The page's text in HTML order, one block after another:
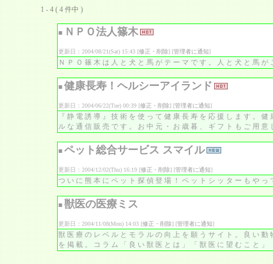
1 - 4 ( 4 件中 )
■ ＮＰＯ法人篠木
更新日：2004/08/21(Sat) 15:43 [修正・削除] [管理者に通知]
ＮＰＯ篠木は人と犬と馬がテーマです。人と犬と馬
■ 健康長寿！ヘルシーアイランド
更新日：2004/06/22(Tue) 00:39 [修正・削除] [管理者に通知]
『静電誘導』技術を使って健康長寿を応援します。
ルな通信販売です。お中元・お歳暮、ギフトもご用意
■ ペット総合サービス スマイル
更新日：2004/12/02(Thu) 16:19 [修正・削除] [管理者に通知]
ついに熊本にペット探偵登場！ペットシッターもやっ
■ 獣医の医療ミス
更新日：2004/11/08(Mon) 14:03 [修正・削除] [管理者に通知]
獣医療のレベルとモラルの向上を願うサイト。良い
を掲載。コラム「良い獣医とは」「獣医に望むこと